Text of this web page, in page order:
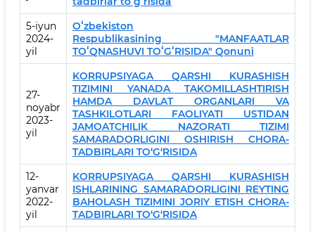
5-iyun
2024-
yil
Oʻzbekiston
Respublikasining "MANFAATLAR
TOʻQNASHUVI TOʻGʻRISIDA" Qonuni
27-
noyabr
2023-
yil
KORRUPSIYAGA QARSHI KURASHISH
TIZIMINI YANADA TAKOMILLASHTIRISH
HAMDA DAVLAT ORGANLARI VA
TASHKILOTLARI FAOLIYATI USTIDAN
JAMOATCHILIK NAZORATI TIZIMI
SAMARADORLIGINI OSHIRISH CHORA-
TADBIRLARI TO‘G‘RISIDA
12-
yanvar
2022-
yil
KORRUPSIYAGA QARSHI KURASHISH
ISHLARINING SAMARADORLIGINI REYTING
BAHOLASH TIZIMINI JORIY ETISH CHORA-
TADBIRLARI TO‘G‘RISIDA